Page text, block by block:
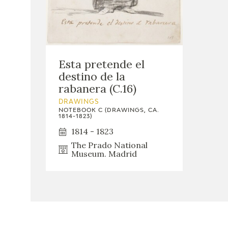
Esta pretende el
destino de la
rabanera (C.16)
DRAWINGS
NOTEBOOK C (DRAWINGS, CA.
1814-1823)
1814 - 1823
The Prado National
Museum. Madrid